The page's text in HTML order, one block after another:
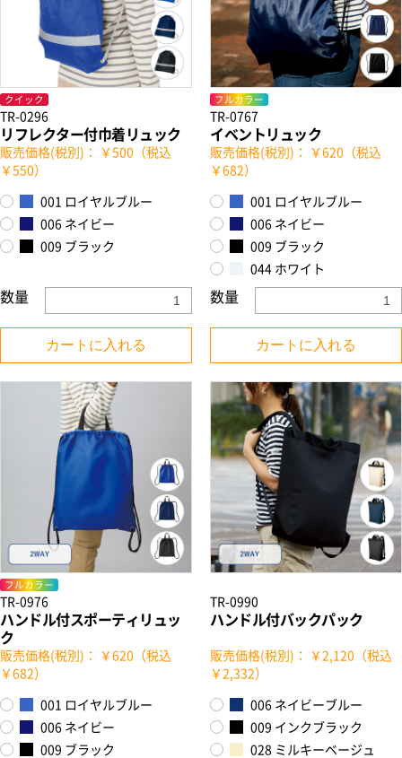
クイック
TR-0296
リフレクター付巾着リュック
販売価格(税別)： ￥500（税込
￥550）
001 ロイヤルブルー
006 ネイビー
009 ブラック
数量
カートに入れる
フルカラー
TR-0767
イベントリュック
販売価格(税別)： ￥620（税込
￥682）
001 ロイヤルブルー
006 ネイビー
009 ブラック
044 ホワイト
数量
カートに入れる
フルカラー
TR-0976
ハンドル付スポーティリュッ
ク
販売価格(税別)： ￥620（税込
￥682）
001 ロイヤルブルー
006 ネイビー
009 ブラック
TR-0990
ハンドル付バックパック
販売価格(税別)： ￥2,120（税込
￥2,332）
006 ネイビーブルー
009 インクブラック
028 ミルキーベージュ
カートへ進む